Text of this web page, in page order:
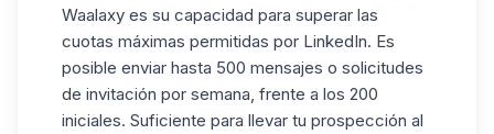
Waalaxy es su capacidad para superar las
cuotas máximas permitidas por LinkedIn. Es
posible enviar hasta 500 mensajes o solicitudes
de invitación por semana, frente a los 200
iniciales. Suficiente para llevar tu prospección al